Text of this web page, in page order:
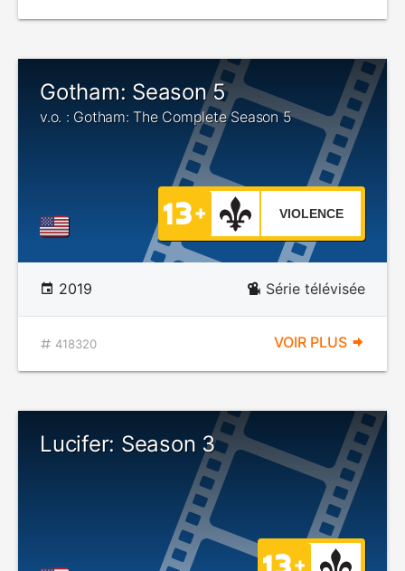
Gotham: Season 5
v.o. : Gotham: The Complete Season 5
VIOLENCE
2019 Série télévisée
418320 VOIR PLUS
Lucifer: Season 3